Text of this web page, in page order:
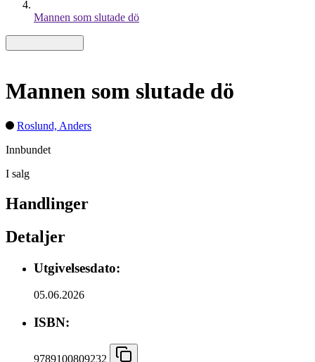
Mannen som slutade dö
Mannen som slutade dö
Roslund, Anders
Innbundet
I salg
Handlinger
Detaljer
Utgivelsesdato:
05.06.2026
ISBN:
9789100809232